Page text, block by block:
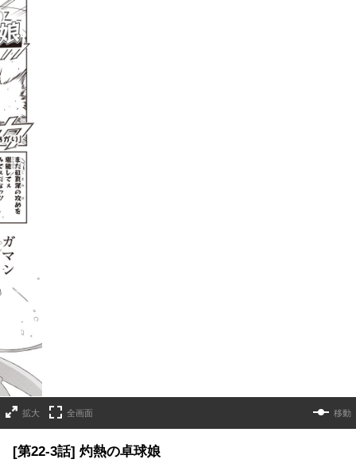
拡大 全画面 移動
[第22-3話] 灼熱の卓球娘